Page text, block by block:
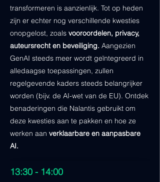
transformeren is aanzienlijk. Tot op heden
zijn er echter nog verschillende kwesties
onopgelost, zoals vooroordelen, privacy,
auteursrecht en beveiliging. Aangezien
GenAI steeds meer wordt geïntegreerd in
alledaagse toepassingen, zullen
regelgevende kaders steeds belangrijker
worden (bijv. de AI-wet van de EU). Ontdek
benaderingen die Nalantis gebruikt om
deze kwesties aan te pakken en hoe ze
werken aan verklaarbare en aanpasbare
AI.
13:30 - 14:00